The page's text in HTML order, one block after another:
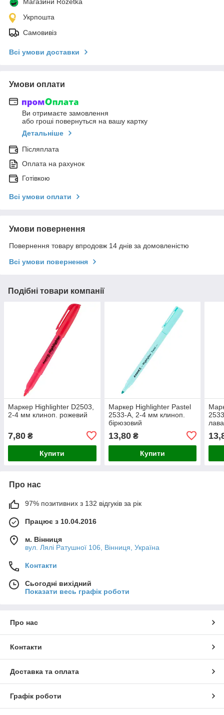
Укрпошта
Самовивіз
Всі умови доставки
Умови оплати
Ви отримаєте замовлення
або гроші повернуться на вашу картку
Детальніше
Післяплата
Оплата на рахунок
Готівкою
Всі умови оплати
Умови повернення
Повернення товару впродовж 14 днів за домовленістю
Всі умови повернення
Подібні товари компанії
Маркер Highlighter D2503,
2-4 мм клиноп. рожевий
7,80 ₴
Купити
Маркер Highlighter Pastel
2533-A, 2-4 мм клиноп.
бірюзовий
13,80₴
Купити
Про нас
97% позитивних з 132 відгуків за рік
Працює з 10.04.2016
м. Вінниця
вул. Лялі Ратушної 106, Вінниця, Україна
Контакти
Сьогодні вихідний
Показати весь графік роботи
Про нас
Контакти
Доставка та оплата
Графік роботи